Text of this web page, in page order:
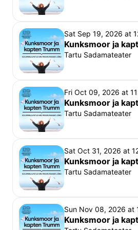
Sobib teatrivaatajale alates 5.
Kuni 3-aastased (k.a.) lapsed
sülepiletiga (sülepilet kehtib
tavapiletiga).
Alates neljandast eluaastast
soodustus.
Head vaatajad,
Sadamateater on väga eriline
etenduse käigus kasutusel
saali sissepääsud, mistõttu
sekkumata, näitlejaid ning teisi
saali ei pääse. Et Vanemuise
publikust lugu, algavad
näidatud ajal ning hilinenud
Sat Sep 19, 2026 at
Kunksmoor ja
Tartu Sadamateater
Fri Oct 09, 2026 at
Kunksmoor ja
Tartu Sadamateater
Sat Oct 31, 2026 at
Kunksmoor ja
Tartu Sadamateater
Sun Nov 08, 2026 at
Kunksmoor ja